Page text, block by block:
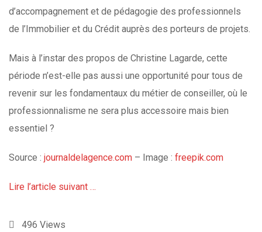
d’accompagnement et de pédagogie des professionnels
de l’Immobilier et du Crédit auprès des porteurs de projets.
Mais à l’instar des propos de Christine Lagarde, cette
période n’est-elle pas aussi une opportunité pour tous de
revenir sur les fondamentaux du métier de conseiller, où le
professionnalisme ne sera plus accessoire mais bien
essentiel ?
Source : journaldelagence.com – Image : freepik.com
Lire l’article suivant …
496 Views